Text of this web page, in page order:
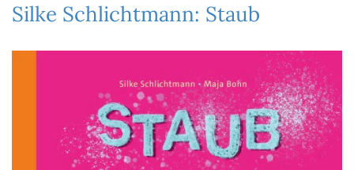
Silke Schlichtmann: Staub